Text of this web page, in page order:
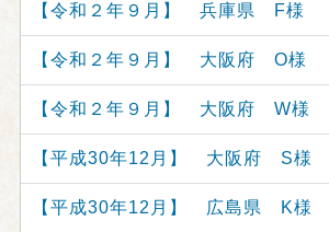
【令和２年９月】 兵庫県 F様
【令和２年９月】 大阪府 O様
【令和２年９月】 大阪府 W様
【平成30年12月】 大阪府 S様
【平成30年12月】 広島県 K様